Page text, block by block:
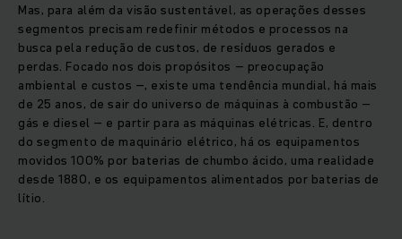
Mas, para além da visão sustentável, as operações desses
segmentos precisam redefinir métodos e processos na
busca pela redução de custos, de resíduos gerados e
perdas. Focado nos dois propósitos – preocupação
ambiental e custos –, existe uma tendência mundial, há mais
de 25 anos, de sair do universo de máquinas à combustão –
gás e diesel – e partir para as máquinas elétricas. E, dentro
do segmento de maquinário elétrico, há os equipamentos
movidos 100% por baterias de chumbo ácido, uma realidade
desde 1880, e os equipamentos alimentados por baterias de
lítio.